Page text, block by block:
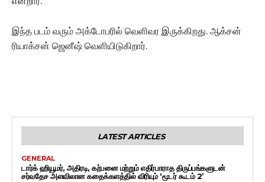
இந்த படம் வரும் அக்டோபரில் வெளிவர இருக்கிறது. ஆக்சன்
ரியாக்சன் ஜெனீஷ் வெளியிடுகிறார்.
LATEST ARTICLES
GENERAL
டார்க் ஹியூமர், அதிரடி, கற்பனை மற்றும் எதிர்பாராத திருப்பங்களுடன்
சர்வதேச அளவிலான கதைக்களத்தில் விரியும் ‘மூடர் கூடம் 2’